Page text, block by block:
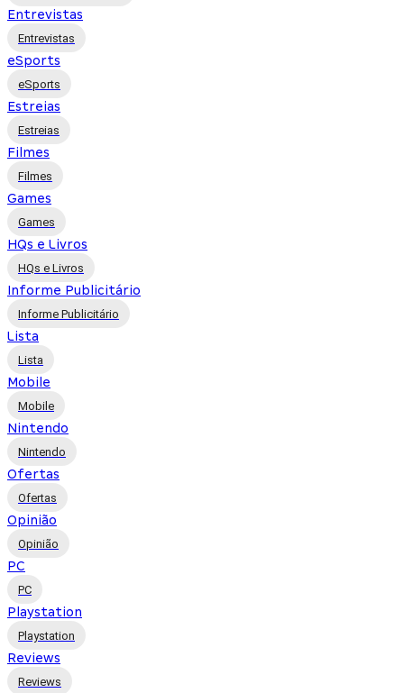
Entrevistas
Entrevistas
eSports
eSports
Estreias
Estreias
Filmes
Filmes
Games
Games
HQs e Livros
HQs e Livros
Informe Publicitário
Informe Publicitário
Lista
Lista
Mobile
Mobile
Nintendo
Nintendo
Ofertas
Ofertas
Opinião
Opinião
PC
PC
Playstation
Playstation
Reviews
Reviews